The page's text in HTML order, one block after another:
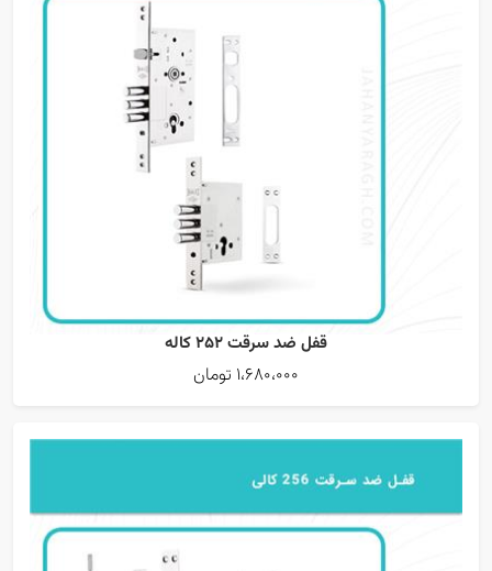
قفل ضد سرقت 252 کاله
1،680،000 تومان